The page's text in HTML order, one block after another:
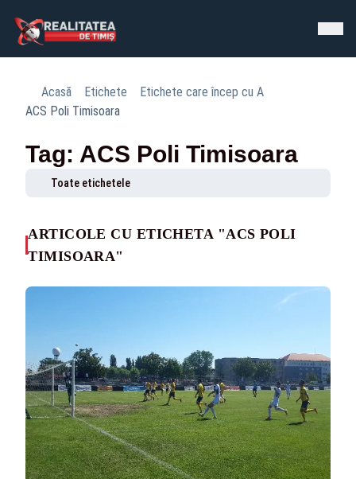
Acasă Etichete
Etichete care încep cu A
ACS Poli Timisoara
Tag: ACS Poli Timisoara
Toate etichetele
ARTICOLE CU ETICHETA "ACS POLI
TIMISOARA"